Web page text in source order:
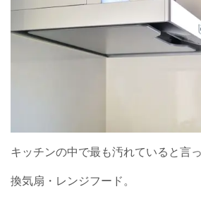
キッチンの中で最も汚れていると言
換気扇・レンジフード。